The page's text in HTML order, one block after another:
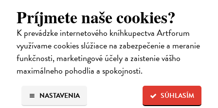
Príjmete naše cookies?
K prevádzke internetového kníhkupectva Artforum
využívame cookies slúžiace na zabezpečenie a meranie
funkčnosti, marketingové účely a zaistenie vášho
maximálneho pohodlia a spokojnosti.
SÚHLASÍM
NASTAVENIA
Keď telo povie nie
Maté Gábor| Elektronická audiokniha
Prevencia pred chorobami ľudstvo zamestnáva od nepamäti. Lekár a
využívame svoju mozgovú kapacitu, má vplyv aj na naše fyzické
zdravie.